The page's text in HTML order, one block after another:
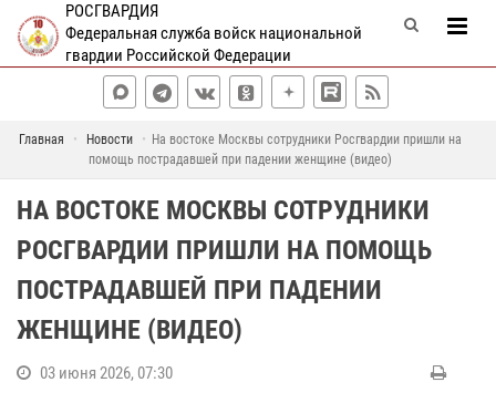
РОСГВАРДИЯ
Федеральная служба войск национальной
гвардии Российской Федерации
Главная Новости
На востоке Москвы сотрудники Росгвардии пришли на
помощь пострадавшей при падении женщине (видео)
НА ВОСТОКЕ МОСКВЫ СОТРУДНИКИ
РОСГВАРДИИ ПРИШЛИ НА ПОМОЩЬ
ПОСТРАДАВШЕЙ ПРИ ПАДЕНИИ
ЖЕНЩИНЕ (ВИДЕО)
03 июня 2026, 07:30